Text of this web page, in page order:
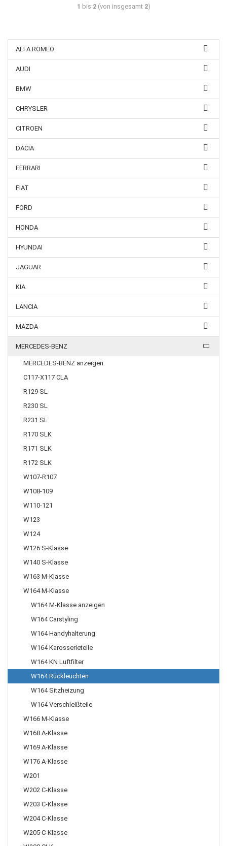
1 bis 2(von insgesamt 2)
ALFA ROMEO
AUDI
BMW
CHRYSLER
CITROEN
DACIA
FERRARI
FIAT
FORD
HONDA
HYUNDAI
JAGUAR
KIA
LANCIA
MAZDA
MERCEDES-BENZ
MERCEDES-BENZ anzeigen
C117-X117 CLA
R129 SL
R230 SL
R231 SL
R170 SLK
R171 SLK
R172 SLK
W107-R107
W108-109
W110-121
W123
W124
W126 S-Klasse
W140 S-Klasse
W163 M-Klasse
W164 M-Klasse
W164 M-Klasse anzeigen
W164 Carstyling
W164 Handyhalterung
W164 Karosserieteile
W164 KN Luftfilter
W164 Rückleuchten
W164 Sitzheizung
W164 Verschleißteile
W166 M-Klasse
W168 A-Klasse
W169 A-Klasse
W176 A-Klasse
W201
W202 C-Klasse
W203 C-Klasse
W204 C-Klasse
W205 C-Klasse